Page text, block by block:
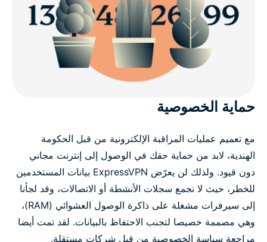
حماية الخصوصية
مع تعميم عمليات المراقبة الإلكترونية من قبل الحكومة
الهندية، لابد من حماية حقك في الوصول إلى إنترنت مجاني
دون قيود. ولذلك لن يعرّض ExpressVPN بيانات المستخدمين
للخطر، حيث لا نجمع سجلات الأنشطة أو الاتصالات، وقد لجأنا
إلى سيرفرات مشغلة على ذاكرة الوصول العشوائي (RAM)،
وهي مصممة خصيصا لتجنب الاحتفاظ بالبيانات. لقد تمت أيضا
مراجعة سياسة الخصوصية من قبل شركات مستقلة.